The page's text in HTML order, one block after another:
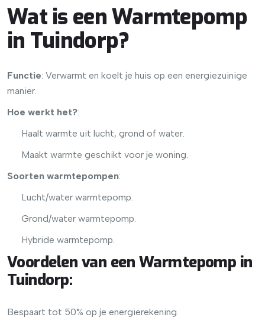
Wat is een Warmtepomp
in Tuindorp?
Functie: Verwarmt en koelt je huis op een energiezuinige
manier.
Hoe werkt het?:
Haalt warmte uit lucht, grond of water.
Maakt warmte geschikt voor je woning.
Soorten warmtepompen:
Lucht/water warmtepomp.
Grond/water warmtepomp.
Hybride warmtepomp.
Voordelen van een Warmtepomp in
Tuindorp:
Bespaart tot 50% op je energierekening.